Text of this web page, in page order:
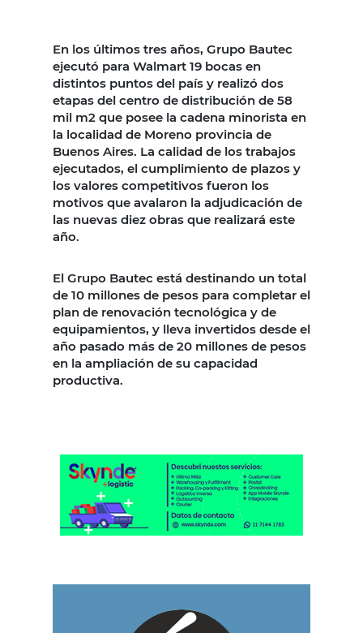
En los últimos tres años, Grupo Bautec
ejecutó para Walmart 19 bocas en
distintos puntos del país y realizó dos
etapas del centro de distribución de 58
mil m2 que posee la cadena minorista en
la localidad de Moreno provincia de
Buenos Aires. La calidad de los trabajos
ejecutados, el cumplimiento de plazos y
los valores competitivos fueron los
motivos que avalaron la adjudicación de
las nuevas diez obras que realizará este
año.
El Grupo Bautec está destinando un total
de 10 millones de pesos para completar el
plan de renovación tecnológica y de
equipamientos, y lleva invertidos desde el
año pasado más de 20 millones de pesos
en la ampliación de su capacidad
productiva.